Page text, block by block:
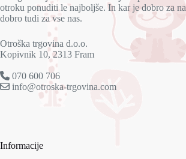
otroku ponuditi le najboljše. In kar je dobro za
dobro tudi za vse nas.
Otroška trgovina d.o.o.
Kopivnik 10, 2313 Fram
070 600 706
info@otroska-trgovina.com
Informacije